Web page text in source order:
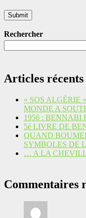
Rechercher
Articles récents
« SOS ALGÉRIE
MONDE A
1956 : BENNABI
5è LIVRE DE
QUAND
SYMBOLES DE
… A LA
Commentaires